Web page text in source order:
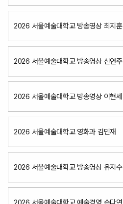
2026 서울예술대학교 방송영상 최지훈
2026 서울예술대학교 방송영상 신연주
2026 서울예술대학교 방송영상 이현세
2026 서울예술대학교 영화과 김민재
2026 서울예술대학교 방송영상 유지수